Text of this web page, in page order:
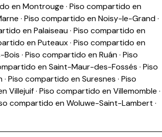
en Montrouge · Piso compartido en
· Piso compartido en Noisy-le-Grand·
en Palaiseau· Piso compartido en
en Puteaux· Piso compartido en
Bois · Piso compartido en Ruán· Piso
en Saint-Maur-des-Fossés · Piso
· Piso compartido en Suresnes · Piso
Villejuif· Piso compartido en Villemomble ·
compartido en Woluwe-Saint-Lambert ·